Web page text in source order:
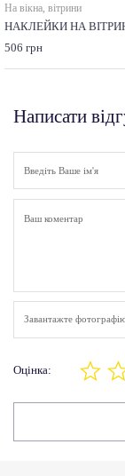
На вікна, вітрини
НАКЛЕЙКИ НА
506 грн
Написати
Завантажте
Оцінка: